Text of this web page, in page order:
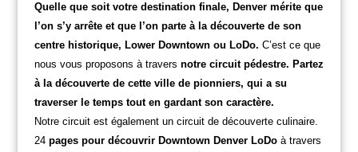
Quelle que soit votre destination finale, Denver mérite que
l’on s’y arrête et que l’on parte à la découverte de son
centre historique, Lower Downtown ou LoDo. C’est ce que
nous vous proposons à travers notre circuit pédestre. Partez
à la découverte de cette ville de pionniers, qui a su
traverser le temps tout en gardant son caractère.
Notre circuit est également un circuit de découverte culinaire.
24pages pour découvrir Downtown Denver LoDoà travers